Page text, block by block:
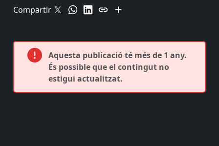
Compartir
Aquesta publicació té més de 1 any.
És possible que el contingut no
estigui actualitzat.